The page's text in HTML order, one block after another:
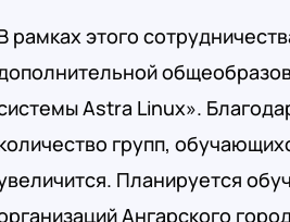
рамках этого
Astra Linux».
групп,
Планируется
Ангарского